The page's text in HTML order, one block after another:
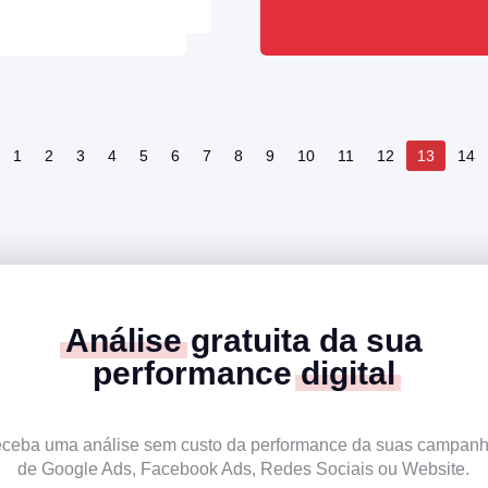
1 2 3 4 5 6 7 8 9 10 11 12 13 14
Análisegratuita da sua
performancedigital
uma análise sem custo da performance da suas
de Google Ads, Facebook Ads, Redes Sociais ou Website.